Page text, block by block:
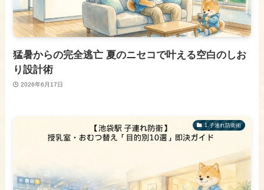
猛暑からの完全逃亡 夏のニセコで叶える空白のしお
り設計術
2026年6月17日
1.子連れ防衛術